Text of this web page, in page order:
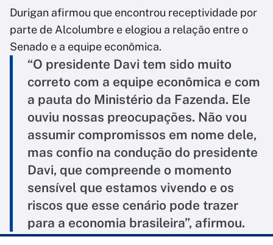
Durigan afirmou que encontrou receptividade por
parte de Alcolumbre e elogiou a relação entre o
Senado e a equipe econômica.
“O presidente Davi tem sido muito
correto com a equipe econômica e com
a pauta do Ministério da Fazenda. Ele
ouviu nossas preocupações. Não vou
assumir compromissos em nome dele,
mas confio na condução do presidente
Davi, que compreende o momento
sensível que estamos vivendo e os
riscos que esse cenário pode trazer
para a economia brasileira”, afirmou.